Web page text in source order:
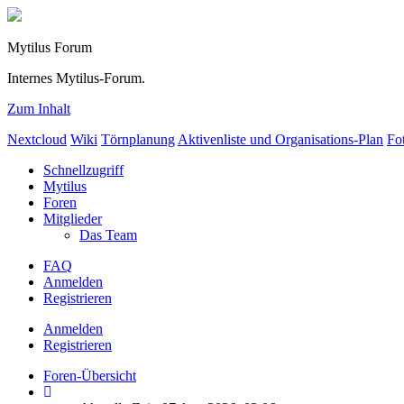
Mytilus Forum
Internes Mytilus-Forum.
Zum Inhalt
Nextcloud Wiki Törnplanung Aktivenliste und Organisations-Plan
Schnellzugriff
Mytilus
Foren
Mitglieder
Das Team
FAQ
Anmelden
Registrieren
Anmelden
Registrieren
Foren-Übersicht